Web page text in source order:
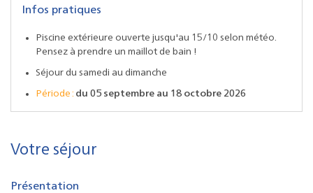
Infos pratiques
Piscine extérieure ouverte jusqu'au 15/10 selon météo.
Pensez à prendre un maillot de bain !
Séjour du samedi au dimanche
Période : du 05 septembre au 18 octobre 2026
Votre séjour
Présentation